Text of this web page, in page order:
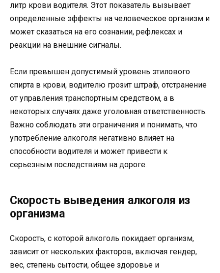
литр крови водителя. Этот показатель вызывает
определенные эффекты на человеческое организм и
может сказаться на его сознании, рефлексах и
реакции на внешние сигналы.
Если превышен допустимый уровень этилового
спирта в крови, водителю грозит штраф, отстранение
от управления транспортным средством, а в
некоторых случаях даже уголовная ответственность.
Важно соблюдать эти ограничения и понимать, что
употребление алкоголя негативно влияет на
способности водителя и может привести к
серьезным последствиям на дороге.
Скорость выведения алкоголя из
организма
Скорость, с которой алкоголь покидает организм,
зависит от нескольких факторов, включая гендер,
вес, степень сытости, общее здоровье и